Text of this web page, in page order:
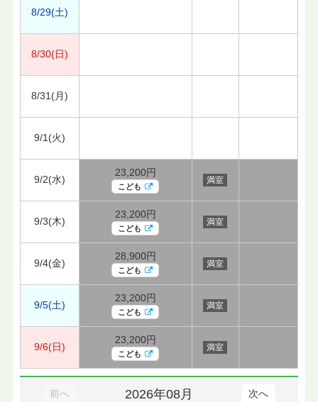
8/29(土)
8/30(日)
8/31(月)
9/1(火)
9/2(水)
23,200円
こども
満室
9/3(木)
23,200円
こども
満室
9/4(金)
28,900円
こども
満室
9/5(土)
23,200円
こども
満室
9/6(日)
23,200円
こども
満室
前へ 2026年08月 次へ